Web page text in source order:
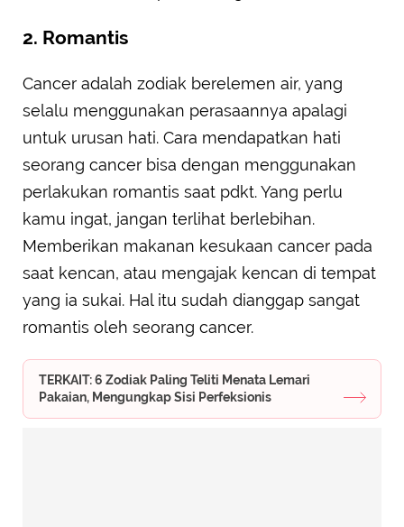
2. Romantis
Cancer adalah zodiak berelemen air, yang
selalu menggunakan perasaannya apalagi
untuk urusan hati. Cara mendapatkan hati
seorang cancer bisa dengan menggunakan
perlakukan romantis saat pdkt. Yang perlu
kamu ingat, jangan terlihat berlebihan.
Memberikan makanan kesukaan cancer pada
saat kencan, atau mengajak kencan di tempat
yang ia sukai. Hal itu sudah dianggap sangat
romantis oleh seorang cancer.
TERKAIT: 6 Zodiak Paling Teliti Menata Lemari
Pakaian, Mengungkap Sisi Perfeksionis